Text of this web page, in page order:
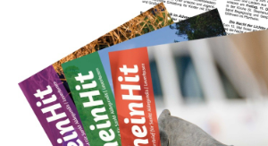
Gemeinde(er)leben
Rat und Hilfe
Termine & Infos
Aktuelles